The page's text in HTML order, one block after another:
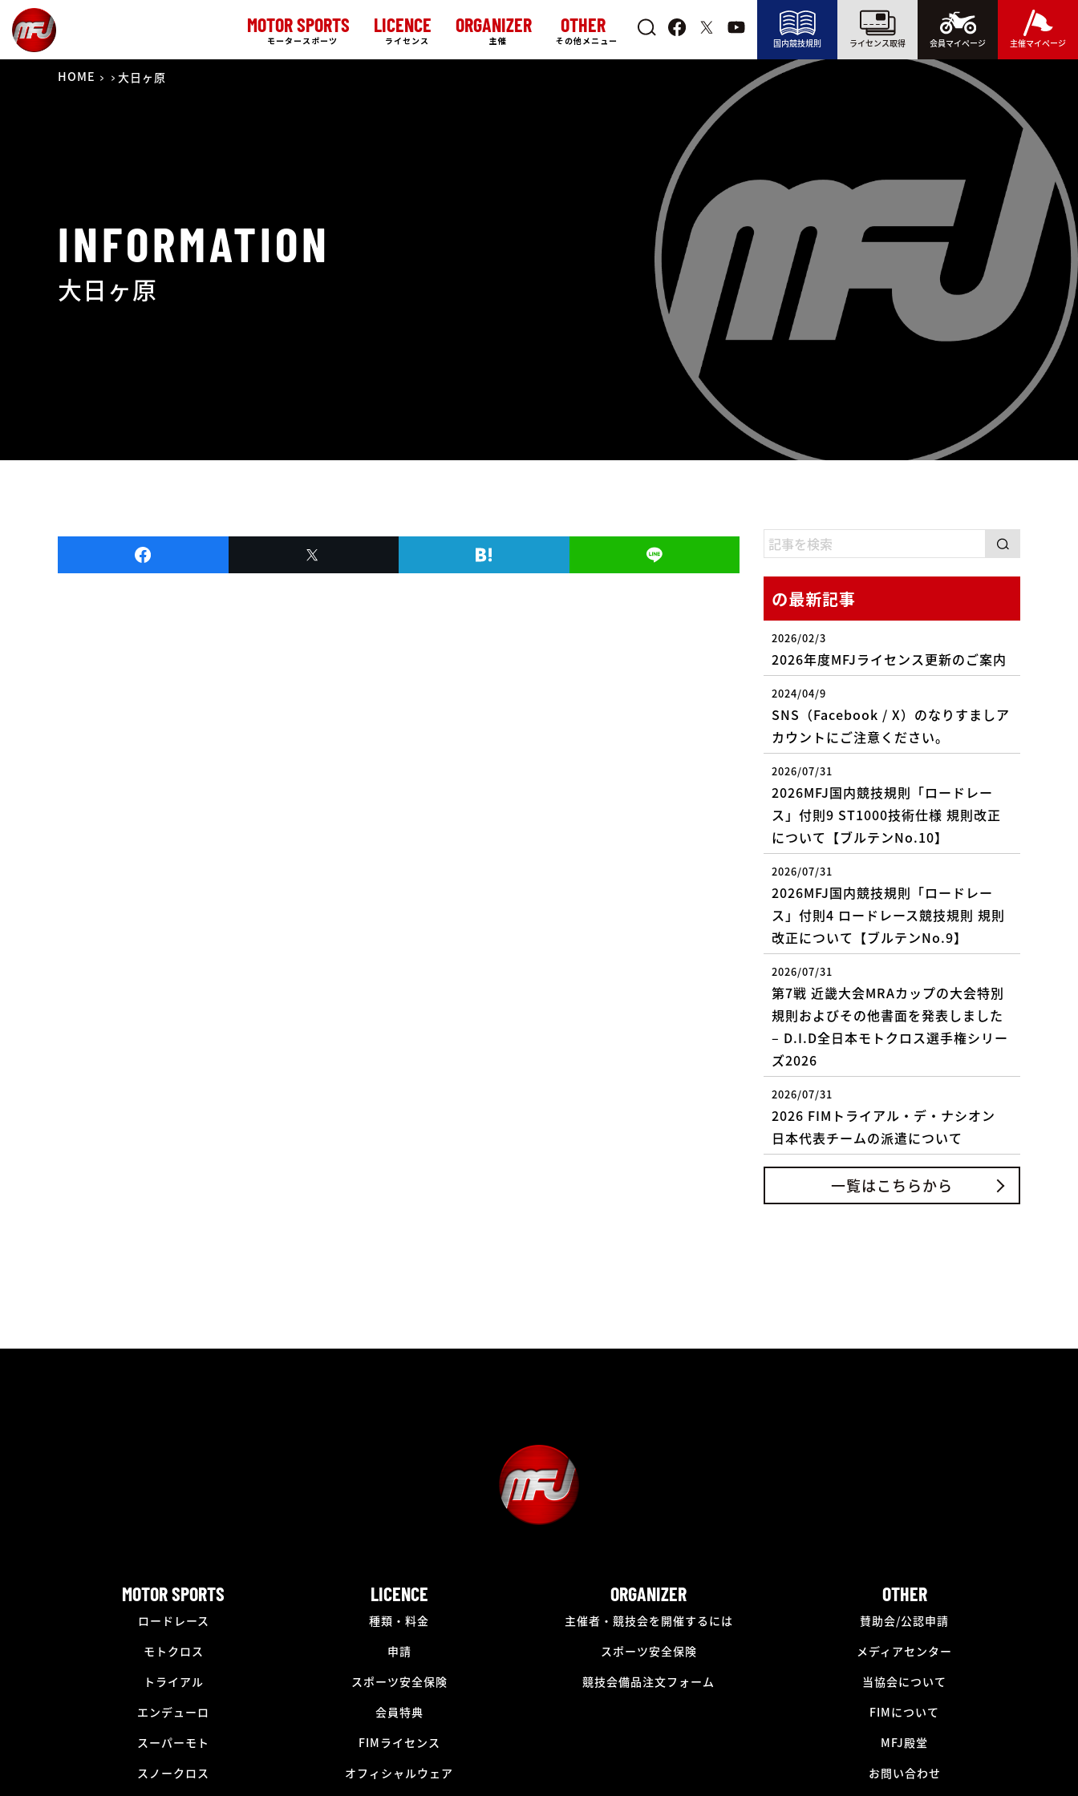
MOTOR SPORTS
モータースポーツ
LICENCE
ライセンス
ORGANIZER
主催
OTHER
その他メニュー 国内競技規則 ライセンス取得 会員マイページ 主催マイページ
HOME 大日ヶ原
INFORMATION
大日ヶ原
の最新記事
2026/02/3
2026年度MFJライセンス更新のご案内
2024/04/9
SNS（Facebook / X）のなりすましア
カウントにご注意ください。
2026/07/31
2026MFJ国内競技規則「ロードレー
ス」付則9 ST1000技術仕様 規則改正
について【ブルテンNo.10】
2026/07/31
2026MFJ国内競技規則「ロードレー
ス」付則4 ロードレース競技規則 規則
改正について【ブルテンNo.9】
2026/07/31
第7戦 近畿大会MRAカップの大会特別
規則およびその他書面を発表しました
– D.I.D全日本モトクロス選手権シリー
ズ2026
2026/07/31
2026 FIMトライアル・デ・ナシオン
日本代表チームの派遣について
一覧はこちらから
MOTOR SPORTS
ロードレース
モトクロス
トライアル
エンデューロ
スーパーモト
スノークロス
LICENCE
種類・料金
申請
スポーツ安全保険
会員特典
FIMライセンス
オフィシャルウェア
ORGANIZER
主催者・競技会を開催するには
スポーツ安全保険
競技会備品注文フォーム
OTHER
賛助会/公認申請
メディアセンター
当協会について
FIMについて
MFJ殿堂
お問い合わせ